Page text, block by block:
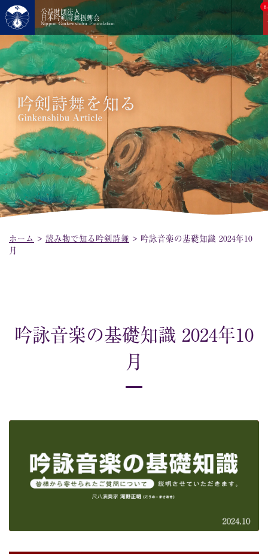
公益財団法人
日本吟剣詩舞振興会
Nippon Ginkenshibu Foundation
ホーム > 読み物で知る吟剣詩舞 > 吟詠音楽の基礎知識 2024年10
月
吟詠音楽の基礎知識 2024年10
月